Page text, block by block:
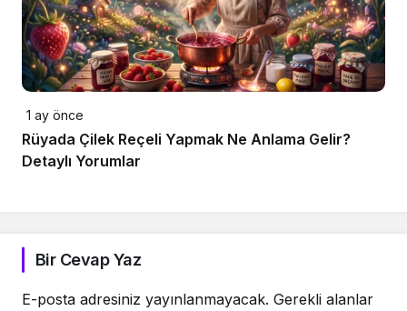
1 ay önce
Rüyada Çilek Reçeli Yapmak Ne Anlama Gelir?
Detaylı Yorumlar
Bir Cevap Yaz
E-posta adresiniz yayınlanmayacak. Gerekli alanlar